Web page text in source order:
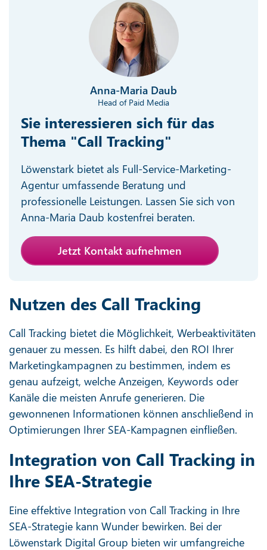
Anna-Maria Daub
Head of Paid Media
Sie interessieren sich für das
Thema "Call Tracking"
Löwenstark bietet als Full-Service-Marketing-
Agentur umfassende Beratung und
professionelle Leistungen. Lassen Sie sich von
Anna-Maria Daub kostenfrei beraten.
Jetzt Kontakt aufnehmen
Nutzen des Call Tracking
Call Tracking bietet die Möglichkeit, Werbeaktivitäten
genauer zu messen. Es hilft dabei, den ROI Ihrer
Marketingkampagnen zu bestimmen, indem es
genau aufzeigt, welche Anzeigen, Keywords oder
Kanäle die meisten Anrufe generieren. Die
gewonnenen Informationen können anschließend in
Optimierungen Ihrer SEA-Kampagnen einfließen.
Integration von Call Tracking in
Ihre SEA-Strategie
Eine effektive Integration von Call Tracking in Ihre
SEA-Strategie kann Wunder bewirken. Bei der
Löwenstark Digital Group bieten wir umfangreiche